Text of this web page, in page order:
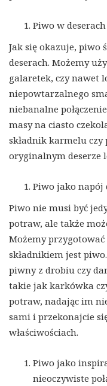
Piwo w
Jak się okazuje, piwo
deserach. Możemy
galaretek, czy nawet
niepowtarzalnego
niebanalne
masy na ciasto
składnik karmelu czy
oryginalnym deserze
Piwo jako napój
Piwo nie musi być
potraw, ale także
Możemy
składnikiem jest
piwny z drobiu czy
takie jak karkówka
potraw, nadając im
sami i przekonajcie
właściwościach.
Piwo jako
nieoczywiste